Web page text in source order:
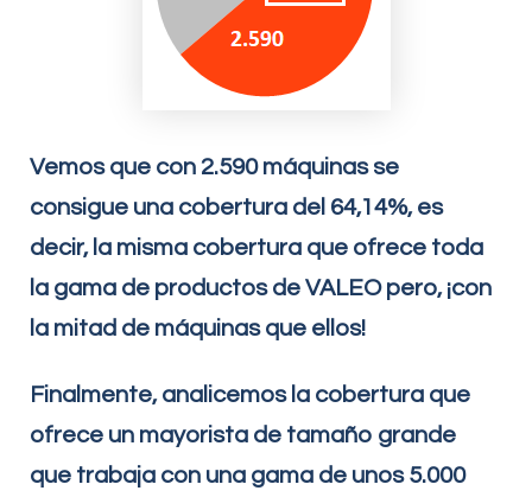
Vemos que con 2.590 máquinas se
consigue una cobertura del 64,14%, es
decir, la misma cobertura que ofrece toda
la gama de productos de VALEO pero, ¡con
la mitad de máquinas que ellos!
Finalmente, analicemos la cobertura que
ofrece un mayorista de tamaño grande
que trabaja con una gama de unos 5.000